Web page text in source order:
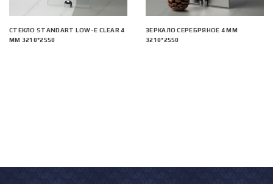
СТЕКЛО STANDART LOW-E CLEAR 4
ММ 3210*2550
ЗЕРКАЛО СЕРЕБРЯНОЕ 4 ММ
3210*2550